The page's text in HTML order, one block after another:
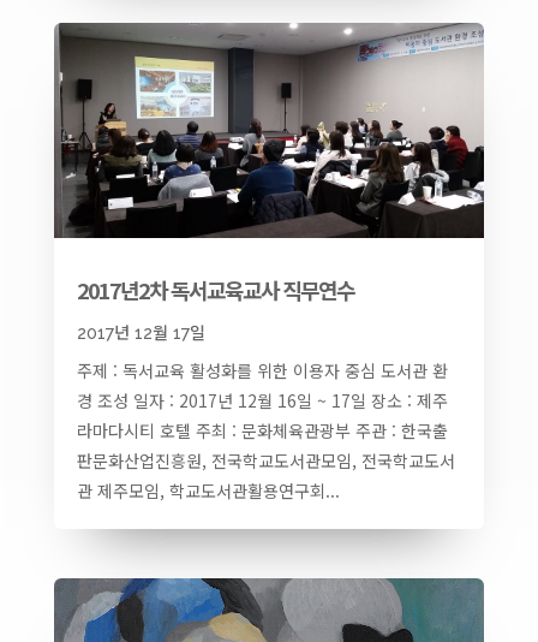
2017년2차 독서교육교사 직무연수
2017년 12월 17일
주제 : 독서교육 활성화를 위한 이용자 중심 도서관 환
경 조성 일자 : 2017년 12월 16일 ~ 17일 장소 : 제주
라마다시티 호텔 주최 : 문화체육관광부 주관 : 한국출
판문화산업진흥원, 전국학교도서관모임, 전국학교도서
관 제주모임, 학교도서관활용연구회...